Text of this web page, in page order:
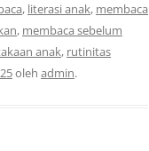
, literasi anak, membaca
, membaca sebelum
anak, rutinitas
oleh admin.